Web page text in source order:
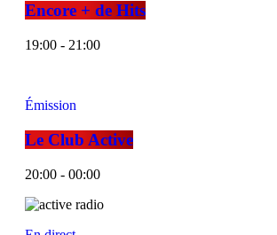
Encore + de Hits
19:00 - 21:00
Émission
Le Club Active
20:00 - 00:00